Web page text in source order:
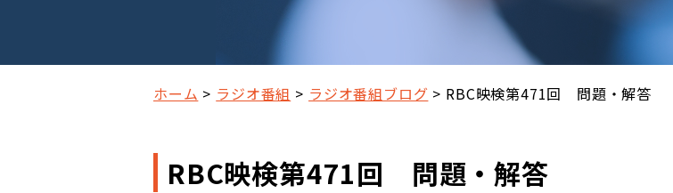
ホーム ラジオ番組 ラジオ番組ブログ RBC映検第471回 問題・解答
RBC映検第471回 問題・解答